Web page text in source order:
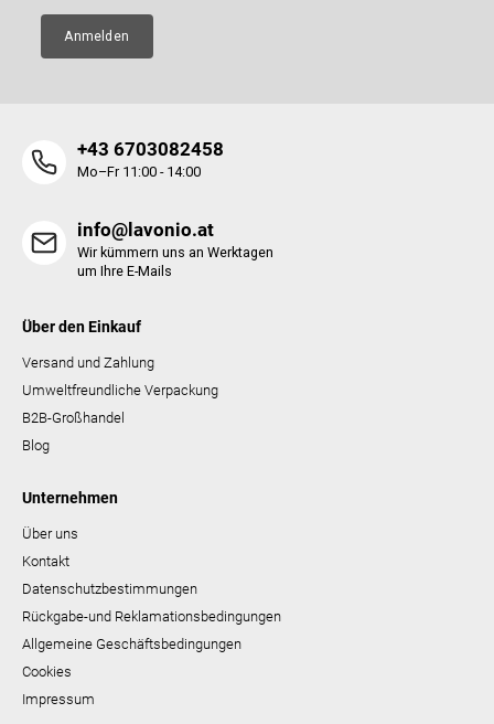
Anmelden
+43 6703082458
Mo–Fr 11:00 - 14:00
info@lavonio.at
Wir kümmern uns an Werktagen
um Ihre E-Mails
Über den Einkauf
Versand und Zahlung
Umweltfreundliche Verpackung
B2B-Großhandel
Blog
Unternehmen
Über uns
Kontakt
Datenschutzbestimmungen
Rückgabe-und Reklamationsbedingungen
Allgemeine Geschäftsbedingungen
Cookies
Impressum